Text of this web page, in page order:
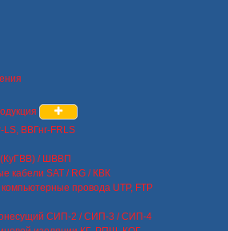
LS, ВВГнг-FRLS
/ ШВВП
кабели SAT / RG / КВК
провода UTP, FTP
СИП-2 / СИП-3 / СИП-4